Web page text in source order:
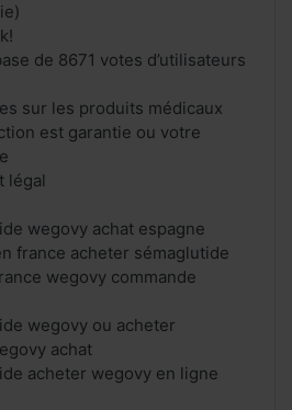
de 8671 votes d’utilisateurs
sur les produits médicaux
est garantie ou votre
légal
wegovy achat espagne
france acheter sémaglutide
wegovy commande
wegovy ou acheter
achat
acheter wegovy en ligne